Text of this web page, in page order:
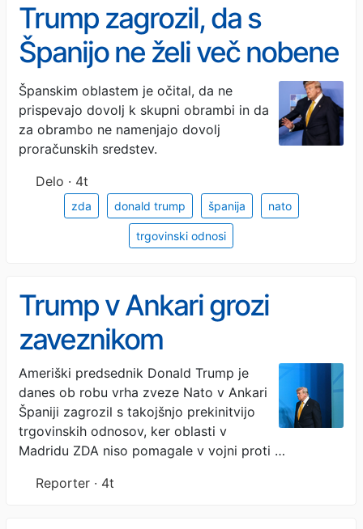
Trump zagrozil, da s
Španijo ne želi več nobene
trgovine
Španskim oblastem je očital, da ne
prispevajo dovolj k skupni obrambi in da
za obrambo ne namenjajo dovolj
proračunskih sredstev.
Delo · 4t
zda donald trump španija nato
trgovinski odnosi
Trump v Ankari grozi
zaveznikom
Ameriški predsednik Donald Trump je
danes ob robu vrha zveze Nato v Ankari
Španiji zagrozil s takojšnjo prekinitvijo
trgovinskih odnosov, ker oblasti v
Madridu ZDA niso pomagale v vojni proti …
Reporter · 4t